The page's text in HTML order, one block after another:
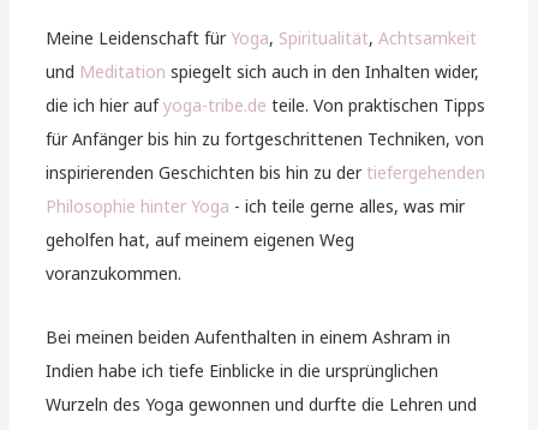
Meine Leidenschaft für Yoga, Spiritualität,Achtsamkeit
und Meditation spiegelt sich auch in den Inhalten wider,
die ich hier aufyoga-tribe.de teile. Von praktischen Tipps
für Anfänger bis hin zu fortgeschrittenen Techniken, von
inspirierenden Geschichten bis hin zu der tiefergehenden
Philosophie hinter Yoga - ich teile gerne alles, was mir
geholfen hat, auf meinem eigenen Weg
voranzukommen.
Bei meinen beiden Aufenthalten in einem Ashram in
Indien habe ich tiefe Einblicke in die ursprünglichen
Wurzeln des Yoga gewonnen und durfte die Lehren und